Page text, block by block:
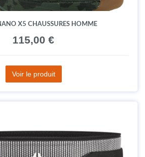
X5 CHAUSSURES HOMME
115,00 €
Voir le produit